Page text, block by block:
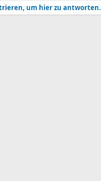
um hier zu antworten.